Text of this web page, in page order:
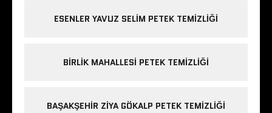
ESENLER YAVUZ SELIM PETEK TEMIZLIĞI
BIRLIK MAHALLESI PETEK TEMIZLIĞI
BAŞAKŞEHIR ZIYA GÖKALP PETEK TEMIZLIĞI